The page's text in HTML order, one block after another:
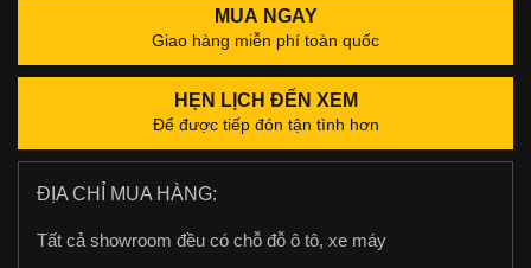
MUA NGAY
Giao hàng miễn phí toàn quốc
HẸN LỊCH ĐẾN XEM
Để được tiếp đón tận tình hơn
ĐỊA CHỈ MUA HÀNG:
Tất cả showroom đều có chỗ đỗ ô tô, xe máy